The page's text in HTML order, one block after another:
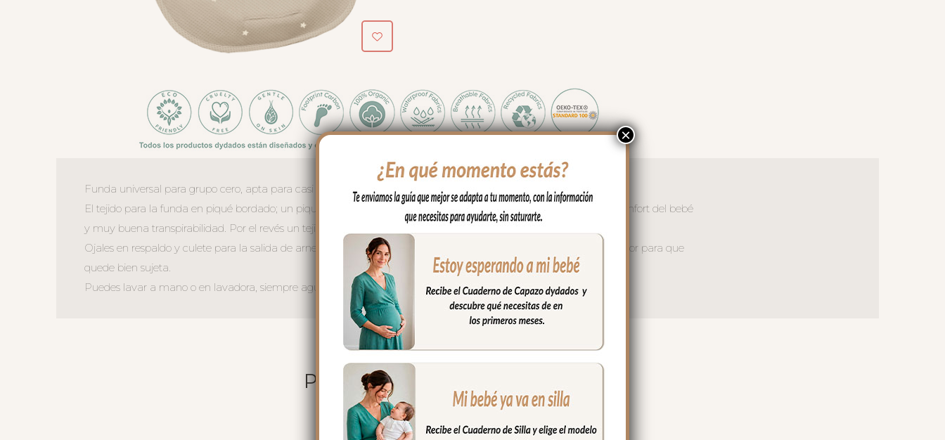
Funda universal para grupo cero, apta para casi todos los modelos de grupo cero de tipo maxicosi.
El tejido para la funda en piqué bordado; un piqué de algodón. Con un relleno de micro fibra hueca para mayor confort del bebé
y muy buena transpirabilidad. Por el revés un tejido rejilla 3D para una mejor ventilación.
Ojales en respaldo y culete para la salida de arneses. Traseras ajustadas con goma en la parte superior y en la inferior para que
quede bien sujeta.
Puedes lavar a mano o en lavadora, siempre agua fría, jabones no abrasivos y secado al natural.
PRODUCTOS RELACIONADOS
×